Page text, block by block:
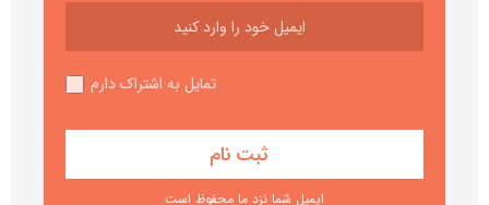
تمایل به اشتراک دارم
ایمیل شما نزد ما محفوظ است